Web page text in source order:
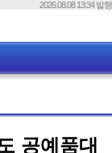
2026.08.08 13:34 발행
공예품대